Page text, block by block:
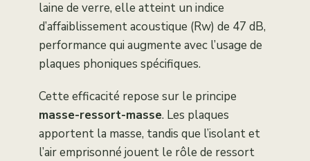
laine de verre, elle atteint un indice
d’affaiblissement acoustique (Rw) de 47 dB,
performance qui augmente avec l’usage de
plaques phoniques spécifiques.
Cette efficacité repose sur le principe
masse-ressort-masse. Les plaques
apportent la masse, tandis que l’isolant et
l’air emprisonné jouent le rôle de ressort